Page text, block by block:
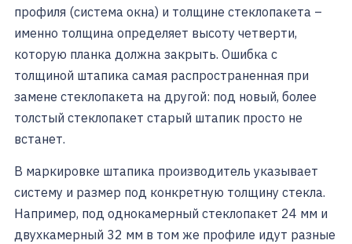
профиля (система окна) и толщине стеклопакета –
именно толщина определяет высоту четверти,
которую планка должна закрыть. Ошибка с
толщиной штапика самая распространенная при
замене стеклопакета на другой: под новый, более
толстый стеклопакет старый штапик просто не
встанет.
В маркировке штапика производитель указывает
систему и размер под конкретную толщину стекла.
Например, под однокамерный стеклопакет 24 мм и
двухкамерный 32 мм в том же профиле идут разные